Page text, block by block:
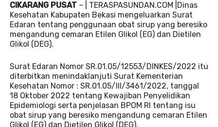
CIKARANG PUSAT – | TERASPASUNDAN.COM |Dinas
Kesehatan Kabupaten Bekasi mengeluarkan Surat
Edaran tentang penggunaan obat sirup yang beresiko
mengandung cemaran Etilen Glikol (EG) dan Dietilen
Glikol (DEG).
Surat Edaran Nomor SR.01.05/12553/DINKES/2022 itu
diterbitkan menindaklanjuti Surat Kementerian
Kesehatan Nomor : SR.01.05/III/3461/2022, tanggal
18 Oktober 2022 tentang Kewajiban Penyelidikan
Epidemiologi serta penjelasan BPOM RI tentang isu
obat sirup yang beresiko mengandung cemaran Etilen
Glikol (EG) dan Dietilen Glikol (DEG).